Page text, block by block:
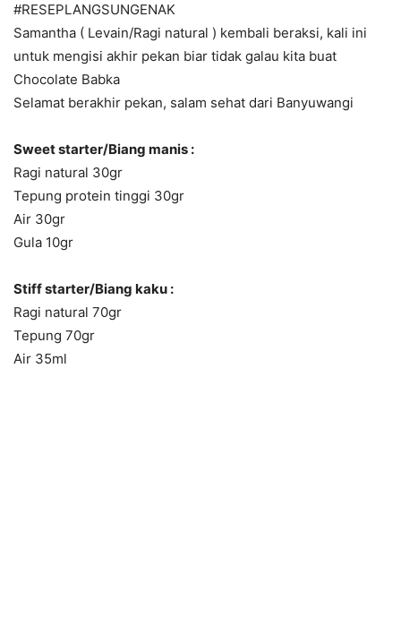
#RESEPLANGSUNGENAK
Samantha ( Levain/Ragi natural ) kembali beraksi, kali ini
untuk mengisi akhir pekan biar tidak galau kita buat
Chocolate Babka
Selamat berakhir pekan, salam sehat dari Banyuwangi
Sweet starter/Biang manis :
Ragi natural 30gr
Tepung protein tinggi 30gr
Air 30gr
Gula 10gr
Stiff starter/Biang kaku :
Ragi natural 70gr
Tepung 70gr
Air 35ml